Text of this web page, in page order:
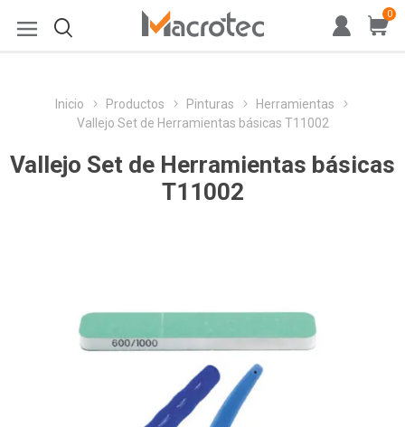
0
Inicio Productos Pinturas
Herramientas
Vallejo Set de Herramientas básicas T11002
Vallejo Set de Herramientas básicas
T11002